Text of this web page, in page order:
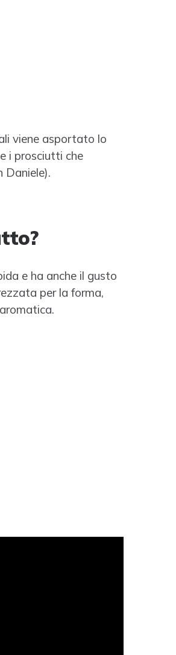
viene asportato lo
i prosciutti che
Daniele).
e ha anche il gusto
per la forma,